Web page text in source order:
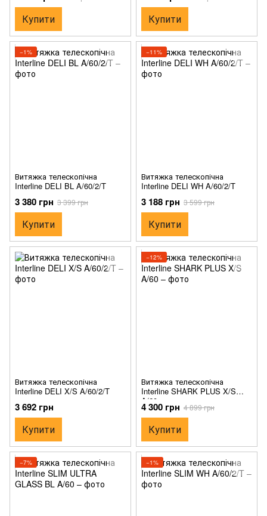
Купити Купити
−1%
Витяжка телескопічна
Interline DELI BL A/60/2/T
3 380 грн 3 399 грн
Купити
−11%
Витяжка телескопічна
Interline DELI WH A/60/2/T
3 188 грн 3 599 грн
Купити
Витяжка телескопічна
Interline DELI X/S A/60/2/T
3 692 грн
Купити
−12%
Витяжка телескопічна
Interline SHARK PLUS X/S
A/60
4 300 грн 4 899 грн
Купити
−7% −1%